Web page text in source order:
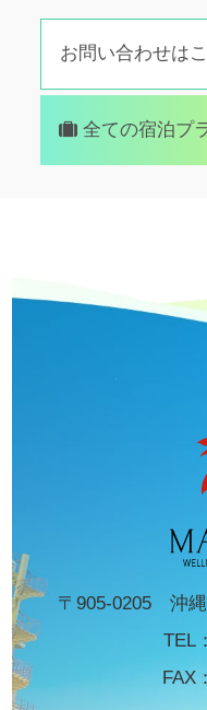
お問い合わせは
全ての宿泊プ
〒905-0205 沖縄
TEL：
FAX